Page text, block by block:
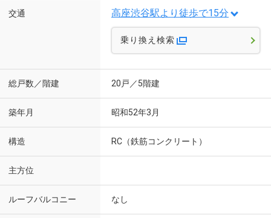
交通 高座渋谷駅より徒歩で15分
乗り換え検索
総戸数／階建 20戸／5階建
築年月 昭和52年3月
構造 RC（鉄筋コンクリート）
主方位
ルーフバルコニー なし